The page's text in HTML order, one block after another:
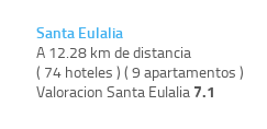
Santa Eulalia
A 12.28 km de distancia
( 74 hoteles ) ( 9 apartamentos )
Valoracion Santa Eulalia 7.1